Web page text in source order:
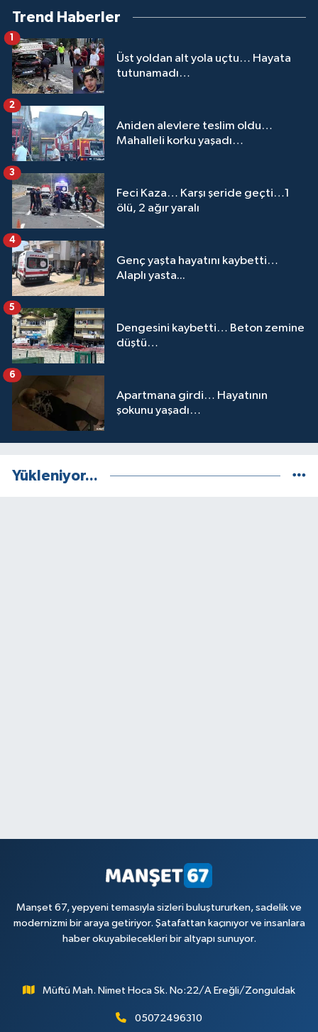
Trend Haberler
Üst yoldan alt yola uçtu… Hayata
tutunamadı…
1
Aniden alevlere teslim oldu…
Mahalleli korku yaşadı…
2
Feci Kaza… Karşı şeride geçti…1
ölü, 2 ağır yaralı
3
Genç yaşta hayatını kaybetti…
Alaplı yasta...
4
Dengesini kaybetti… Beton zemine
düştü…
5
Apartmana girdi… Hayatının
şokunu yaşadı…
6
Yükleniyor...
Manşet 67, yepyeni temasıyla sizleri buluştururken, sadelik ve
modernizmi bir araya getiriyor. Şatafattan kaçınıyor ve insanlara
haber okuyabilecekleri bir altyapı sunuyor.
Müftü Mah. Nimet Hoca Sk. No:22/A Ereğli/Zonguldak
05072496310